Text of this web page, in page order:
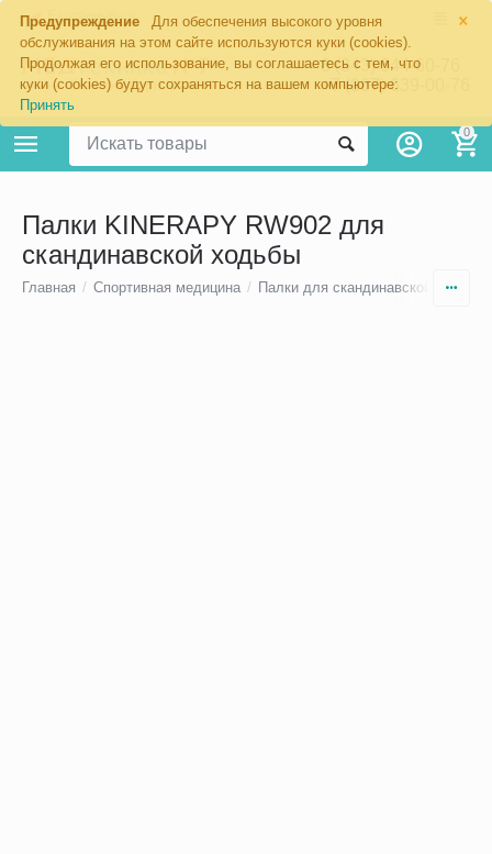
×
Предупреждение
Для обеспечения высокого уровня
обслуживания на этом сайте используются куки (cookies).
Продолжая его использование, вы соглашаетесь с тем, что
куки (cookies) будут сохраняться на вашем компьютере:
Принять
Екатеринбург
8 (343) 344-60-76
+7 (967) 639-00-76
0
Палки KINERAPY RW902 для
скандинавской ходьбы
Главная / Спортивная медицина / Палки для скандинавской ходьбы